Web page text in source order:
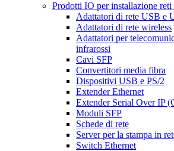
Prodotti IO per installazione reti
Adattatori di rete USB e
Adattatori di rete wireless
Adattatori per
infrarossi
Cavi SFP
Convertitori media fibra
Dispositivi USB e PS/2
Extender Ethernet
Extender Serial Over IP
Moduli SFP
Schede di rete
Server per la stampa in
Switch Ethernet